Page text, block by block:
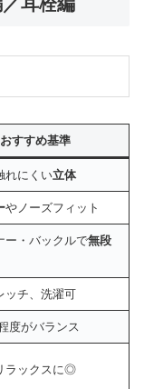
おすすめ基準
れにくい立体
やノーズフィット
ー・バックルで無段
ッチ、洗濯可
度がバランス
ラックスに◎